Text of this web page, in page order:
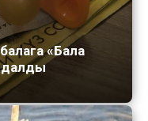
«Бала